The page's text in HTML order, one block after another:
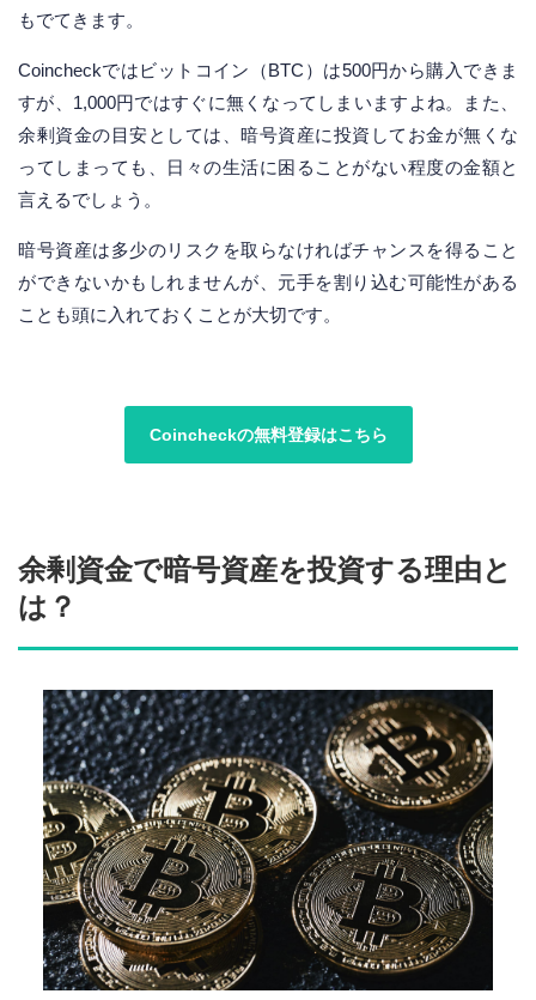
もでてきます。
Coincheckではビットコイン（BTC）は500円から購入できま
すが、1,000円ではすぐに無くなってしまいますよね。また、
余剰資金の目安としては、暗号資産に投資してお金が無くな
ってしまっても、日々の生活に困ることがない程度の金額と
言えるでしょう。
暗号資産は多少のリスクを取らなければチャンスを得ること
ができないかもしれませんが、元手を割り込む可能性がある
ことも頭に入れておくことが大切です。
Coincheckの無料登録はこちら
余剰資金で暗号資産を投資する理由と
は？